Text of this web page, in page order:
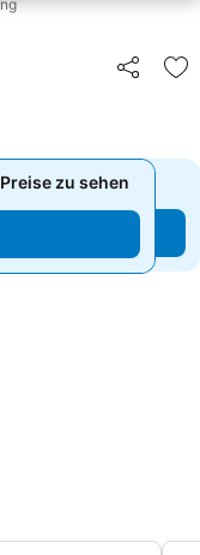
Teilen
zu sehen
zu sehen